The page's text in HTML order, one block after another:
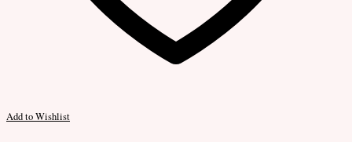
Add to Wishlist